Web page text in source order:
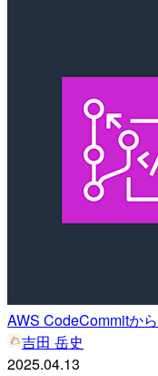
AWS CodeCommitか
吉田 岳史
2025.04.13